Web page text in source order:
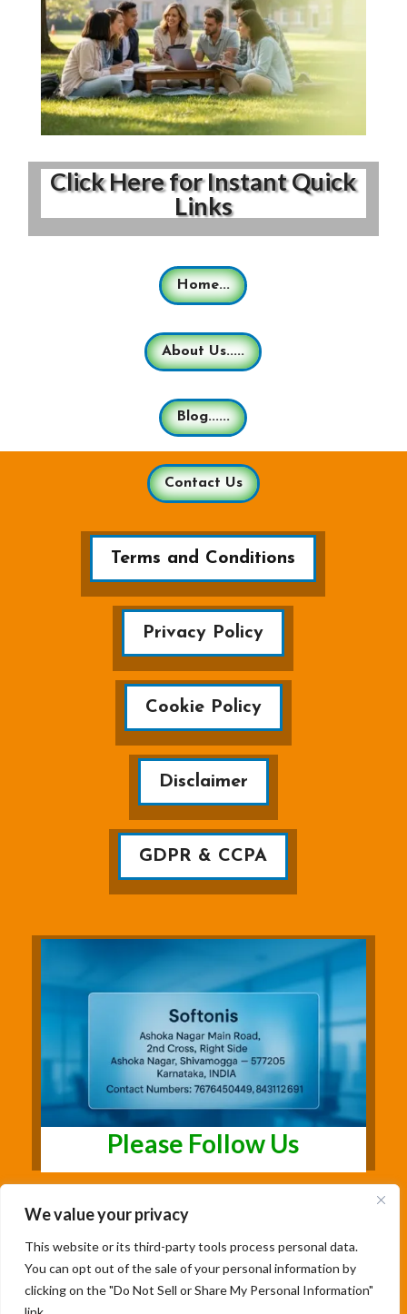
We value your privacy
This website or its third-party tools process personal data.
You can opt out of the sale of your personal information by
clicking on the "Do Not Sell or Share My Personal Information"
Click Here for Instant Quick
Links
Home...
About Us.....
Blog......
Contact Us
Terms and Conditions
Privacy Policy
Cookie Policy
Disclaimer
GDPR & CCPA
Please Follow Us